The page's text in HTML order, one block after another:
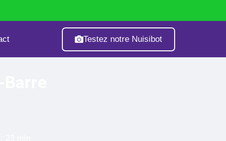
Testez notre Nuisibot
Guêpes & Frelons